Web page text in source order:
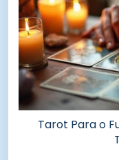
Tarot Para o